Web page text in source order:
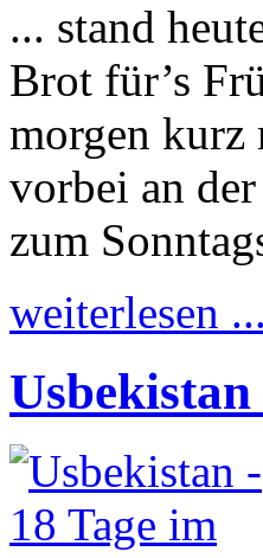
... stand
Brot für’s
morgen kurz
vorbei an
zum
weiterlesen ...